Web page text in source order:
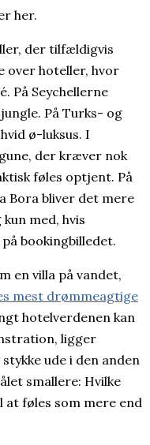
her.
der tilfældigvis
over hoteller, hvor
På Seychellerne
På Turks- og
ø-luksus. I
der kræver nok
føles optjent. På
Bora bliver det mere
med, hvis
bookingbilledet.
en villa på vandet,
mest drømmeagtige
hotelverdenen kan
ligger
ude i den anden
smallere: Hvilke
føles som mere end